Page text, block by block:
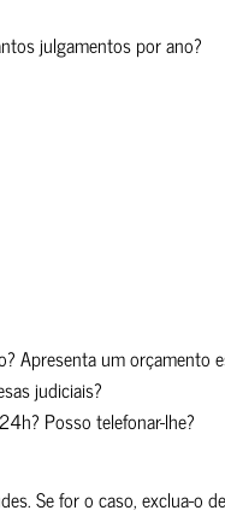
julgamentos por ano?
Apresenta um orçamento
judiciais?
Posso telefonar-lhe?
Se for o caso, exclua-o